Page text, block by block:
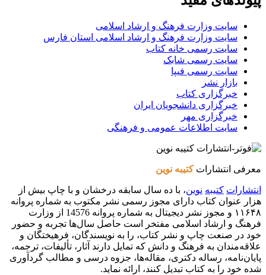
سایت وزارت فرهنگ و ارشاد اسلامی
سایت وزارت فرهنگ و ارشاد اسلامی استان فارس
سایت رسمی خانه کتاب
سایت رسمی شابک
سایت رسمی فیپا
بازار نشر
خبرگزاری کتاب
خبرگزاری دانشجویان ایران
خبرگزاری مهر
سایت اطلاعات عمومی و فرهنگی
معرفی انتشاراتکتیبه نوین
انتشارات کتیبه نوین، با ده سال سابقه درخشان و با چاپ بیش از
هزار عنوان کتاب دارای مجوز رسمی نشر مکتوب به شماره پروانه
۱۱۶۴۸ و مجوز نشر دیجیتال به شماره پروانه 14576 از وزارت
فرهنگ و ارشاد اسلامی مفتخر است حاصل سال‌ها تجربه و حضور
خود در صنعت چاپ و نشر کتاب، را به نویسندگان، فرهیختگان و
علاقه‌مندان به فرهنگ و دانش که تمایل دارند آثار، تألیفات، ترجمه،
پایان‌نامه، رساله دکتری، مقاله‌ها، جزوه درسی و مطالب گردآوری
شده خود را به کتاب تبدیل کنند، ارائه نماید.